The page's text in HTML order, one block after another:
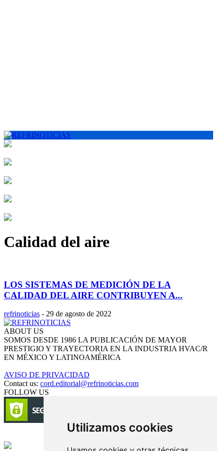
Utilizamos cookies
Calidad del aire
LOS SISTEMAS DE MEDICIÓN DE LA
CALIDAD DEL AIRE CONTRIBUYEN A...
refrinoticias - 29 de agosto de 2022
ABOUT US
SOMOS DESDE 1986 LA PUBLICACIÓN DE MAYOR
PRESTIGIO Y TRAYECTORIA EN LA INDUSTRIA HVAC/R
EN MÉXICO Y LATINOAMÉRICA
AVISO DE PRIVACIDAD
Contact us: cord.editorial@refrinoticias.com
FOLLOW US